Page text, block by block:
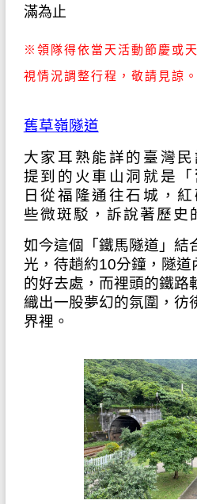
滿為止
※領隊得依當天活動節慶或
視情況調整行程，敬請見諒。
舊草嶺隧道
大家耳熟能詳的臺灣
提到的火車山洞就是「
日從福隆通往石城，
些微斑駁，訴說著歷史
如今這個「鐵馬隧道」結
光，待趟約10分鐘，隧道
的好去處，而裡頭的鐵路
織出一股夢幻的氛圍，彷
界裡。